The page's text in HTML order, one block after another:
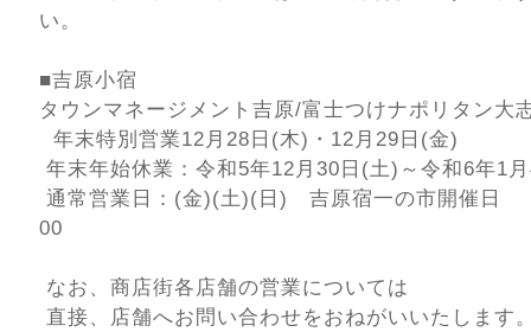
い。
■吉原小宿
タウンマネージメント吉原/富士つけナポリタン大
年末特別営業12月28日(木)・12月29日(金)
年末年始休業：令和5年12月30日(土)～令和6年1
通常営業日：(金)(土)(日) 吉原宿一の市開催
00
なお、商店街各店舗の営業については
直接、店舗へお問い合わせをおねがいいたします